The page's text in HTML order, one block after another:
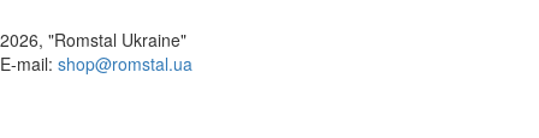
2026, "Romstal Ukraine"
​E-mail: shop@romstal.ua